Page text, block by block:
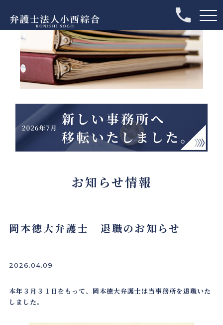
お知らせ情報
岡本徳大弁護士 退職のお知らせ
2026.04.09
本年３月３１日をもって、岡本徳大弁護士は当事務所を退職いた
しました。